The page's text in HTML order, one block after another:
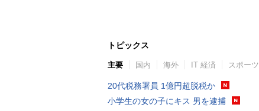
トピックス
主要 国内 海外 IT 経済 スポーツ
20代税務署員 1億円超脱税か
小学生の女の子にキス 男を逮捕